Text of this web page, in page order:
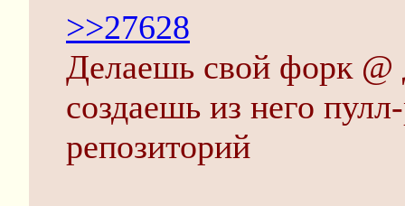
>>27628
Делаешь свой форк
создаешь из него
репозиторий